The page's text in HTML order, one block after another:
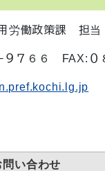
労働政策課 担当
９７６６ FAX:０
い合わせ